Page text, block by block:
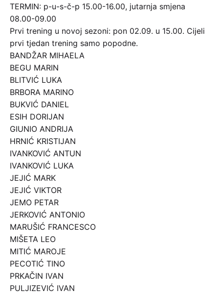
TERMIN: p-u-s-č-p 15.00-16.00, jutarnja smjena
08.00-09.00
Prvi trening u novoj sezoni: pon 02.09. u 15.00. Cijeli
prvi tjedan trening samo popodne.
BANDŽAR MIHAELA
BEGU MARIN
BLITVIĆ LUKA
BRBORA MARINO
BUKVIĆ DANIEL
ESIH DORIJAN
GIUNIO ANDRIJA
HRNIĆ KRISTIJAN
IVANKOVIĆ ANTUN
IVANKOVIĆ LUKA
JEJIĆ MARK
JEJIĆ VIKTOR
JEMO PETAR
JERKOVIĆ ANTONIO
MARUŠIĆ FRANCESCO
MIŠETA LEO
MITIĆ MAROJE
PECOTIĆ TINO
PRKAČIN IVAN
PULJIZEVIĆ IVAN